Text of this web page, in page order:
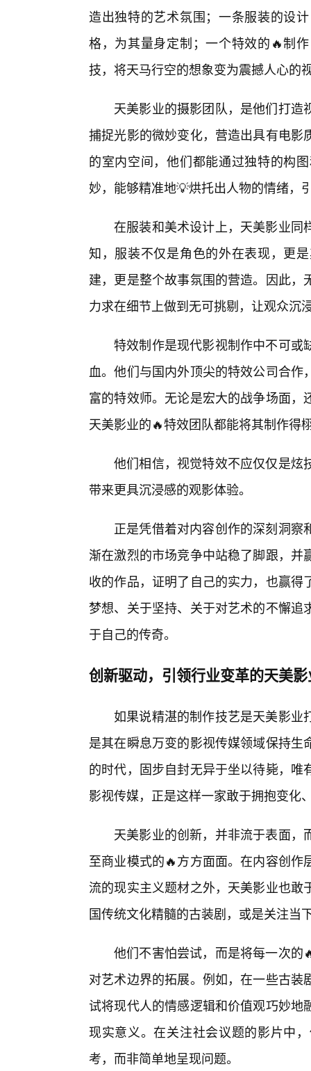
造出独特的艺术氛围；一条服装的设
格，为其量身定制；一个特效的🔥制
技，将天马行空的想象变为震撼人心的
天美影业的摄影团队，是他们打
捕捉光影的微妙变化，营造出具有电
的室内空间，他们都能通过独特的构
妙，能够精准地💡烘托出人物的情绪，
在服装和美术设计上，天美影业同
知，服装不仅是角色的外在表现，更
建，更是整个故事氛围的营造。因此
力求在细节上做到无可挑剔，让观众沉
特效制作是现代影视制作中不可或
血。他们与国内外顶尖的特效公司合
富的特效师。无论是宏大的战争场面
天美影业的🔥特效团队都能将其制作得
他们相信，视觉特效不应仅仅是炫
带来更具沉浸感的观影体验。
正是凭借着对内容创作的深刻洞
渐在激烈的市场竞争中站稳了脚跟，
收的作品，证明了自己的实力，也赢
梦想、关于坚持、关于对艺术的不懈
于自己的传奇。
创新驱动，引领行业变革的天美
如果说精湛的制作技艺是天美影业
是其在瞬息万变的影视传媒领域保持
的时代，固步自封无异于坐以待毙，
影视传媒，正是这样一家敢于拥抱变化
天美影业的创新，并非流于表面
至商业模式的🔥方方面面。在内容创
流的现实主义题材之外，天美影业也
国传统文化精髓的古装剧，或是关注当
他们不害怕尝试，而是将每一次的
对艺术边界的拓展。例如，在一些古
试将现代人的情感逻辑和价值观巧妙
现实意义。在关注社会议题的影片中
考，而非简单地呈现问题。